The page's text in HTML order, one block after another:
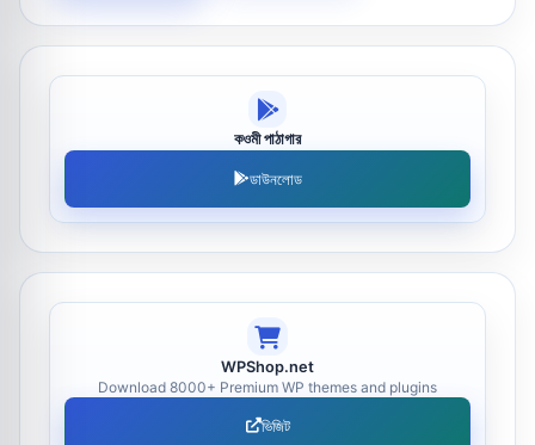
কওমী পাঠাগার
ডাউনলোড
WPShop.net
Download 8000+ Premium WP themes and plugins
ভিজিট